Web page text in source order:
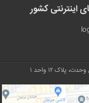
اینترنتی کشور
پلاک ۱۲ واحد ۱